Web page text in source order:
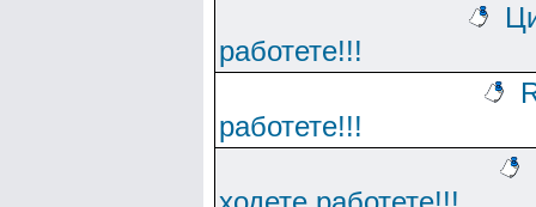
работете!!!
работете!!!